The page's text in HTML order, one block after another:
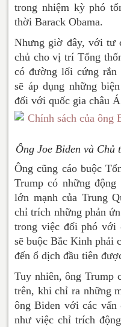
trong nhiệm kỳ phó
thời Barack Obama.
Nhưng giờ đây, với tư
chủ cho vị trí Tổng
có đường lối cứng
sẽ áp dụng những
đối với quốc gia châu
Ông Joe Biden và Chủ
Ông cũng cáo buộc
Trump có những
lớn mạnh của Trung
chỉ trích những phản
trong việc đối phó với
sẽ buộc Bắc Kinh phải
đến ổ dịch đầu tiên
Tuy nhiên, ông Trump
trên, khi chỉ ra những
ông Biden với các vấn
như việc chỉ trích